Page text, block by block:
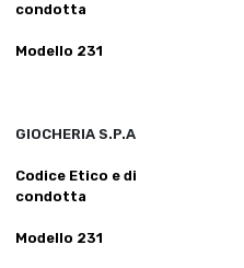
condotta
Modello 231
GIOCHERIA S.P.A
Codice Etico e di
condotta
Modello 231